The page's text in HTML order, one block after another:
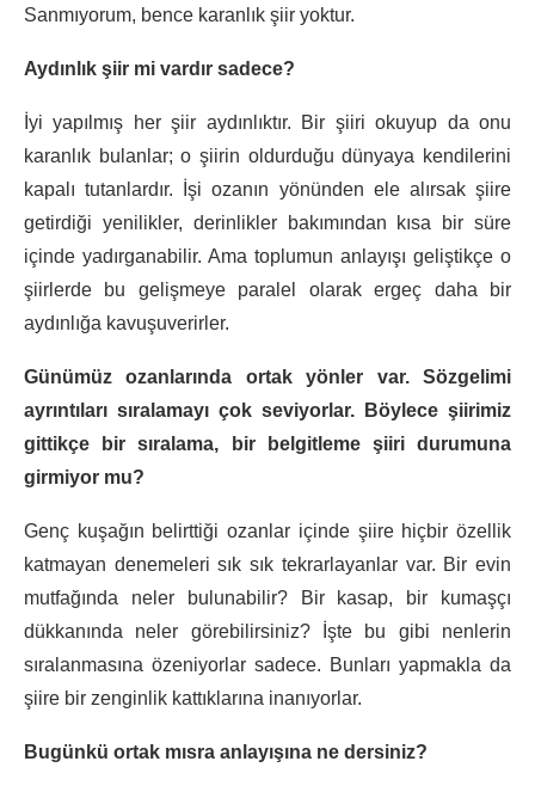
Sanmıyorum, bence karanlık şiir yoktur.
Aydınlık şiir mi vardır sadece?
İyi yapılmış her şiir aydınlıktır. Bir şiiri okuyup da onu
karanlık bulanlar; o şiirin oldurduğu dünyaya kendilerini
kapalı tutanlardır. İşi ozanın yönünden ele alırsak şiire
getirdiği yenilikler, derinlikler bakımından kısa bir süre
içinde yadırganabilir. Ama toplumun anlayışı geliştikçe o
şiirlerde bu gelişmeye paralel olarak ergeç daha bir
aydınlığa kavuşuverirler.
Günümüz ozanlarında ortak yönler var. Sözgelimi
ayrıntıları sıralamayı çok seviyorlar. Böylece şiirimiz
gittikçe bir sıralama, bir belgitleme şiiri durumuna
girmiyor mu?
Genç kuşağın belirttiği ozanlar içinde şiire hiçbir özellik
katmayan denemeleri sık sık tekrarlayanlar var. Bir evin
mutfağında neler bulunabilir? Bir kasap, bir kumaşçı
dükkanında neler görebilirsiniz? İşte bu gibi nenlerin
sıralanmasına özeniyorlar sadece. Bunları yapmakla da
şiire bir zenginlik kattıklarına inanıyorlar.
Bugünkü ortak mısra anlayışına ne dersiniz?